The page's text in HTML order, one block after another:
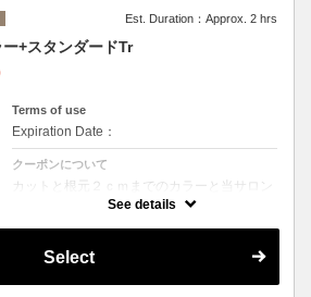
Est. Duration：Approx. 2 hrs
+スタンダードTr
Terms of use
Expiration Date：
クーポンについて
カットと根元２ｃｍまでのカラーと当サロン
オススメ、スペシャルトリートメントのセッ
See details
Select